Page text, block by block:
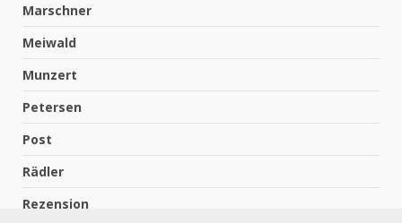
Marschner
Meiwald
Munzert
Petersen
Post
Rädler
Rezension